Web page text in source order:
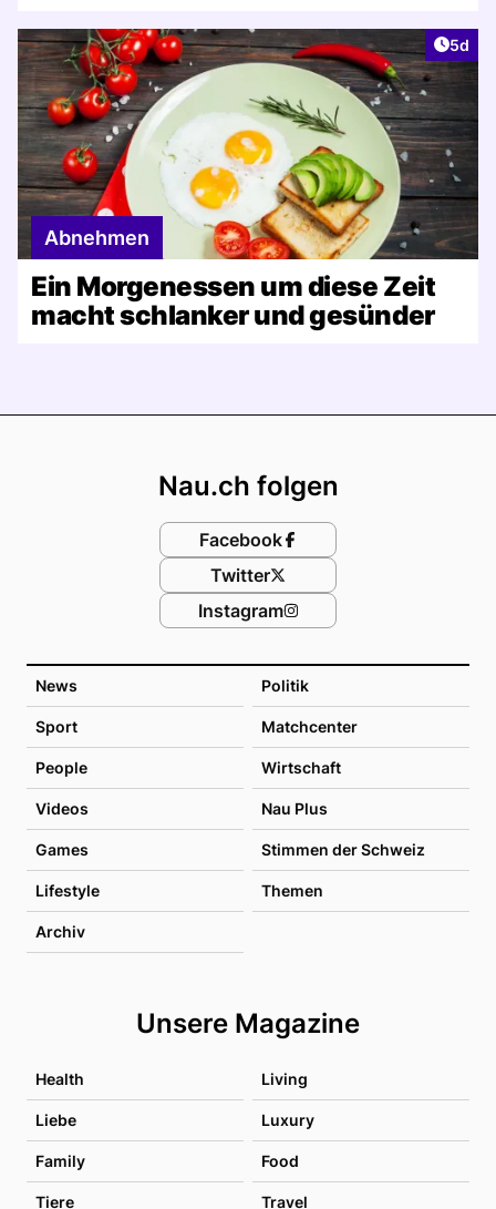
5d
Abnehmen
Ein Morgenessen um diese Zeit
macht schlanker und gesünder
News Politik
Sport Matchcenter
People Wirtschaft
Videos Nau Plus
Games Stimmen der Schweiz
Lifestyle Themen
Archiv
Unsere Magazine
Health Living
Liebe Luxury
Family Food
Tiere Travel
Nau.ch folgen
Facebook
Twitter
Instagram